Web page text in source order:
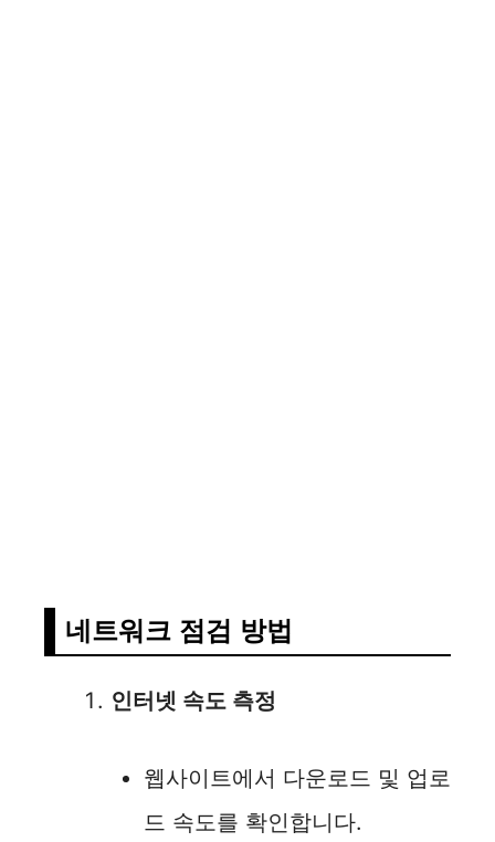
네트워크 점검 방법
인터넷 속도 측정
웹사이트에서 다운로드 및 업로
드 속도를 확인합니다.